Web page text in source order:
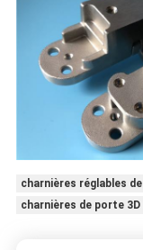
charnières réglables
charnières de porte 3D